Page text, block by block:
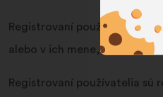
Registrovaní používatelia sa
alebo v ich mene, pokiaľ za
Registrovaní používatelia sú